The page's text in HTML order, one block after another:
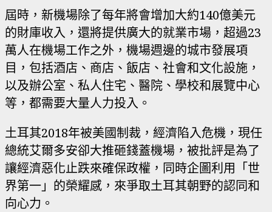
屆時，新機場除了每年將會增加大約140億美元
的財庫收入，還將提供廣大的就業市場，超過23
萬人在機場工作之外，機場週邊的城市發展項
目，包括酒店、商店、飯店、社會和文化設施，
以及辦公室、私人住宅、醫院、學校和展覽中心
等，都需要大量人力投入。
土耳其2018年被美國制裁，經濟陷入危機，現任
總統艾爾多安卻大推砸錢蓋機場，被批評是為了
讓經濟惡化止跌來確保政權，同時企圖利用「世
界第一」的榮耀感，來爭取土耳其朝野的認同和
向心力。